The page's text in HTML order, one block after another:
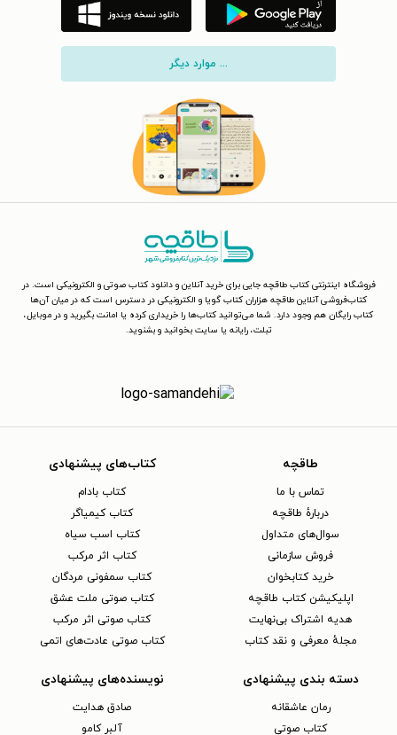
... موارد دیگر
فروشگاه اینترنتی کتاب طاقچه جایی برای خرید آنلاین و دانلود کتاب صوتی و الکترونیکی است. در
کتاب‌فروشی آنلاین طاقچه هزاران کتاب گویا و الکترونیکی در دسترس است که در میان آن‌ها
کتاب رایگان هم وجود دارد. شما می‌توانید کتاب‌ها را خریداری کرده یا امانت بگیرید و در موبایل،
تبلت، رایانه یا سایت بخوانید و بشنوید.
طاقچه
تماس با ما
دربارهٔ طاقچه
سوال‌های متداول
فروش سازمانی
خرید کتابخوان
اپلیکیشن کتاب طاقچه
هدیه اشتراک بی‌نهایت
مجلهٔ معرفی و نقد کتاب
کتاب‌های پیشنهادی
کتاب بادام
کتاب کیمیاگر
کتاب اسب سیاه
کتاب اثر مرکب
کتاب سمفونی مردگان
کتاب صوتی ملت عشق
کتاب صوتی اثر مرکب
کتاب صوتی عادت‌های اتمی
دسته بندی پیشنهادی
رمان عاشقانه
کتاب‌ صوتی
نویسنده‌های پیشنهادی
صادق هدایت
آلبر کامو